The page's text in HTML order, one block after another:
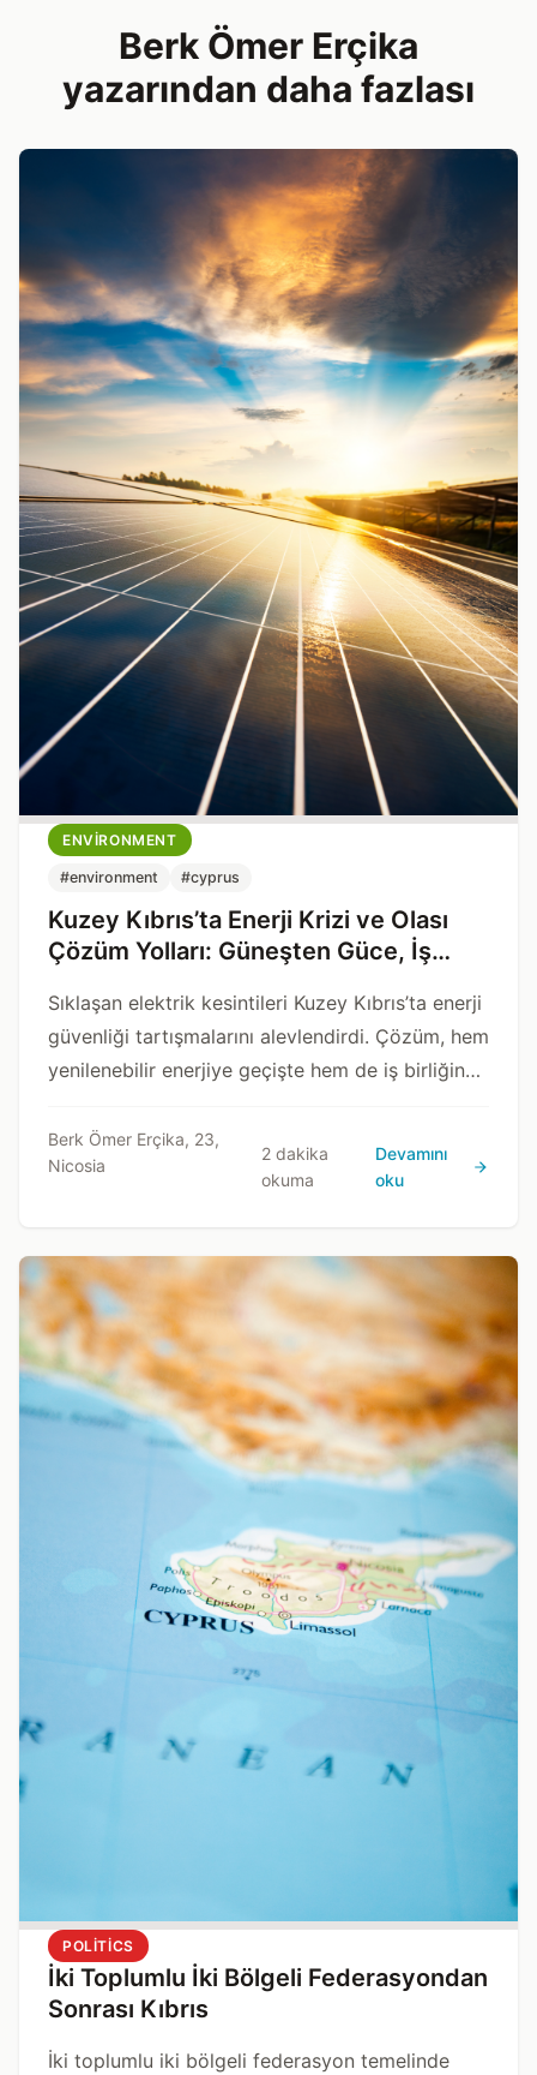
Berk Ömer Erçika
yazarından daha fazlası
ENVIRONMENT
#environment #cyprus
Kuzey Kıbrıs’ta Enerji Krizi ve Olası
Çözüm Yolları: Güneşten Güce, İş
Sıklaşan elektrik kesintileri Kuzey Kıbrıs’ta enerji
güvenliği tartışmalarını alevlendirdi. Çözüm, hem
yenilenebilir enerjiye geçişte hem de iş birliğine
Berk Ömer Erçika, 23,
Nicosia
2 dakika
okuma
Devamını
oku
POLITICS
İki Toplumlu İki Bölgeli Federasyondan
Sonrası Kıbrıs
İki toplumlu iki bölgeli federasyon temelinde